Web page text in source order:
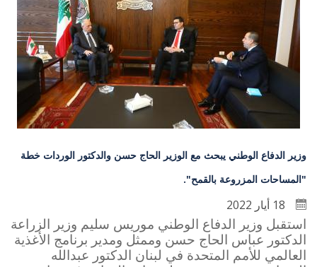
وزير الدفاع الوطني يبحث مع الوزير الحاج حسن والدكتور الوردات خطة
"المساحات المزروعة بالقمح".
استقبل وزير الدفاع الوطني موريس سليم وزير الزراعة
الدكتور عباس الحاج حسن وممثل ومدير برنامج الأغذية
العالمي للأمم المتحدة في لبنان الدكتور عبدالله